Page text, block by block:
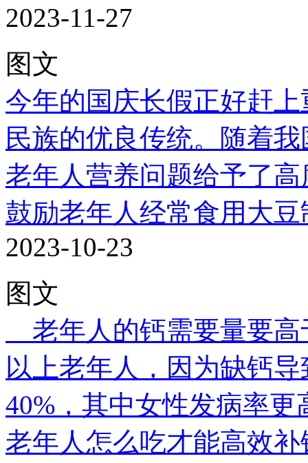
2023-11-27
图文
今年的国庆长假正好赶
民族的优良传统。随着
老年人营养问题给予了高
鼓励老年人经常食用大豆
2023-10-23
图文
老年人的钙需要量要
以上老年人，因为缺钙
40%，其中女性发病率更
老年人怎么吃才能高效补